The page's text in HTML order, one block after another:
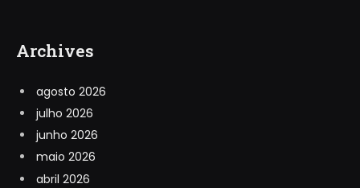
Archives
agosto 2026
julho 2026
junho 2026
maio 2026
abril 2026